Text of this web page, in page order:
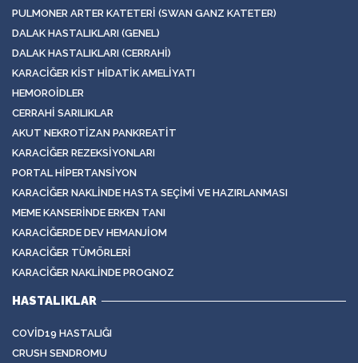
PULMONER ARTER KATETERI (SWAN GANZ KATETER)
DALAK HASTALIKLARI (GENEL)
DALAK HASTALIKLARI (CERRAHI)
KARACIĞER KIST HIDATIK AMELIYATI
HEMOROIDLER
CERRAHI SARILIKLAR
AKUT NEKROTIZAN PANKREATIT
KARACIĞER REZEKSIYONLARI
PORTAL HIPERTANSIYON
KARACIĞER NAKLINDE HASTA SEÇIMI VE HAZIRLANMASI
MEME KANSERINDE ERKEN TANI
KARACIĞERDE DEV HEMANJIOM
KARACIĞER TÜMÖRLERI
KARACIĞER NAKLINDE PROGNOZ
HASTALIKLAR
COVID19 HASTALIĞI
CRUSH SENDROMU